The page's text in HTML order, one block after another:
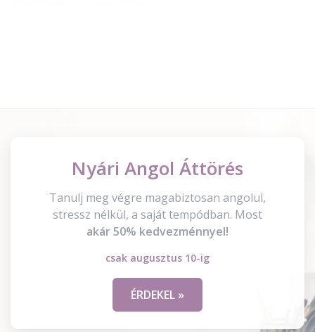
Nyári Angol Áttörés
Tanulj meg végre magabiztosan angolul,
stressz nélkül, a saját tempódban. Most
akár 50% kedvezménnyel!
csak augusztus 10-ig
ÉRDEKEL »